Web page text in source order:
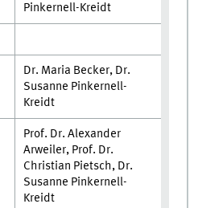
Pinkernell-Kreidt
Dr. Maria Becker, Dr.
Susanne Pinkernell-
Kreidt
Prof. Dr. Alexander
Arweiler, Prof. Dr.
Christian Pietsch, Dr.
Susanne Pinkernell-
Kreidt